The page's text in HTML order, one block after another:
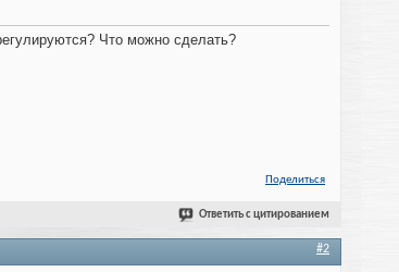
Что можно сделать?
Поделиться
Ответить с цитированием
#2